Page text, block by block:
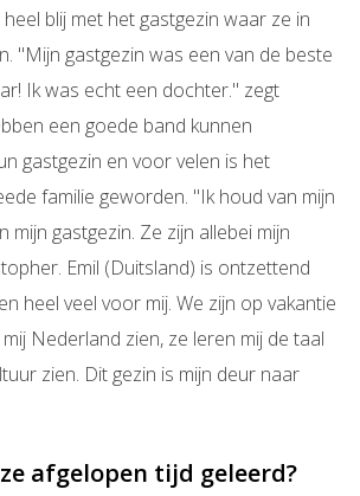
blij met het gastgezin waar ze in
"Mijn gastgezin was een van de beste
Ik was echt een dochter." zegt
een goede band kunnen
gastgezin en voor velen is het
familie geworden. "Ik houd van mijn
mijn gastgezin. Ze zijn allebei mijn
Emil (Duitsland) is ontzettend
heel veel voor mij. We zijn op vakantie
Nederland zien, ze leren mij de taal
zien. Dit gezin is mijn deur naar
afgelopen tijd geleerd?